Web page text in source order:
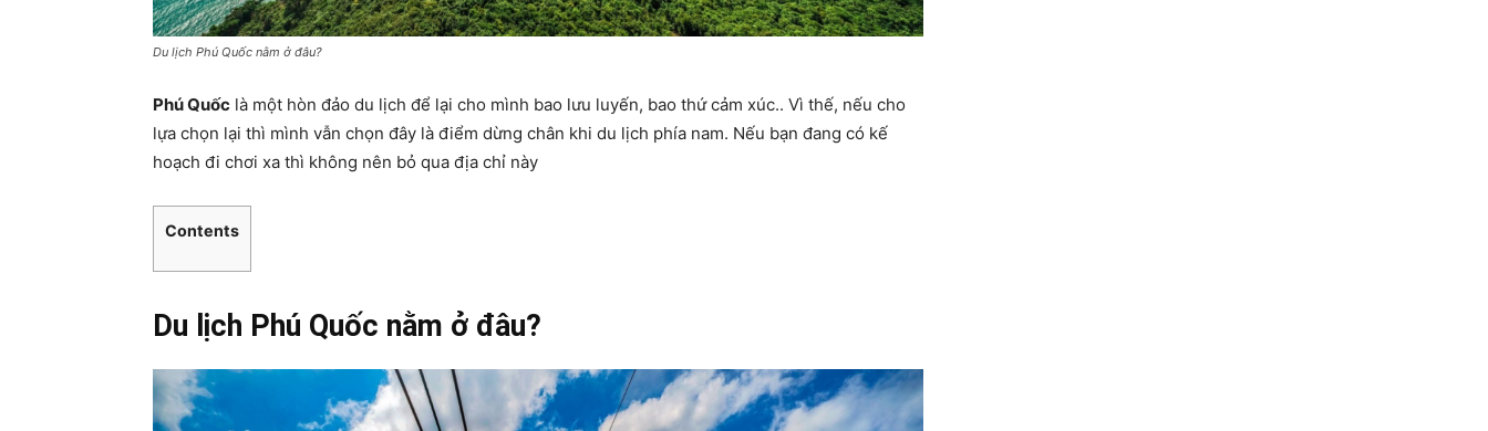
Du lịch Phú Quốc nằm ở đâu?
Phú Quốc là một hòn đảo du lịch để lại cho mình bao lưu luyến, bao thứ cảm xúc.. Vì thế, nếu cho
lựa chọn lại thì mình vẫn chọn đây là điểm dừng chân khi du lịch phía nam. Nếu bạn đang có kế
hoạch đi chơi xa thì không nên bỏ qua địa chỉ này
Contents
Du lịch Phú Quốc nằm ở đâu?